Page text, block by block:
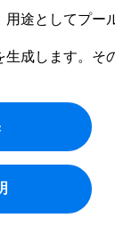
途としてプ
成します。そ